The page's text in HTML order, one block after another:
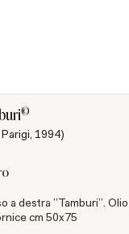
©
Parigi, 1994)
a destra "Tamburi".
cm 50x75